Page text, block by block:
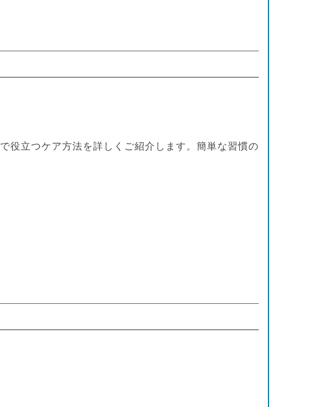
役立つケア方法を詳しくご紹介します。簡単な習慣の